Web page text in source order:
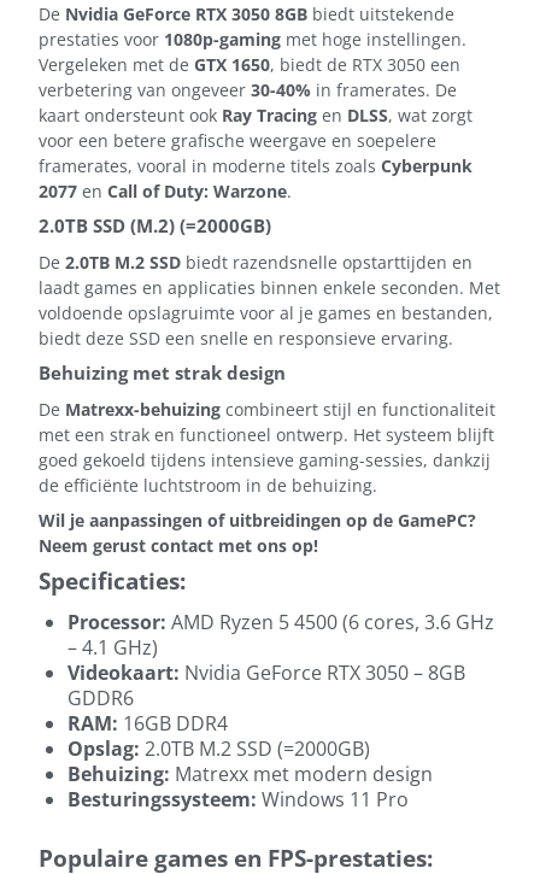
De Nvidia GeForce RTX 3050 8GB biedt uitstekende
prestaties voor 1080p-gaming met hoge instellingen.
Vergeleken met de GTX 1650, biedt de RTX 3050 een
verbetering van ongeveer 30-40% in framerates. De
kaart ondersteunt ook Ray Tracing en DLSS, wat zorgt
voor een betere grafische weergave en soepelere
framerates, vooral in moderne titels zoals Cyberpunk
2077 en Call of Duty: Warzone.
2.0TB SSD (M.2) (=2000GB)
De 2.0TB M.2 SSD biedt razendsnelle opstarttijden en
laadt games en applicaties binnen enkele seconden. Met
voldoende opslagruimte voor al je games en bestanden,
biedt deze SSD een snelle en responsieve ervaring.
Behuizing met strak design
De Matrexx-behuizing combineert stijl en functionaliteit
met een strak en functioneel ontwerp. Het systeem blijft
goed gekoeld tijdens intensieve gaming-sessies, dankzij
de efficiënte luchtstroom in de behuizing.
Wil je aanpassingen of uitbreidingen op de GamePC?
Neem gerust contact met ons op!
Specificaties:
Processor: AMD Ryzen 5 4500 (6 cores, 3.6 GHz
– 4.1 GHz)
Videokaart: Nvidia GeForce RTX 3050 – 8GB
GDDR6
RAM: 16GB DDR4
Opslag: 2.0TB M.2 SSD (=2000GB)
Behuizing: Matrexx met modern design
Besturingssysteem: Windows 11 Pro
Populaire games en FPS-prestaties: